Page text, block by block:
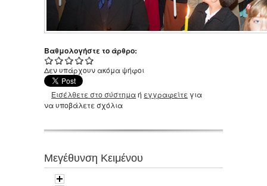
Βαθμολογήστε το άρθρο:
Δεν υπάρχουν ακόμα ψήφοι
Εισέλθετε στο σύστημαή εγγραφείτε για
να υποβάλετε σχόλια
Μεγέθυνση Κειμένου